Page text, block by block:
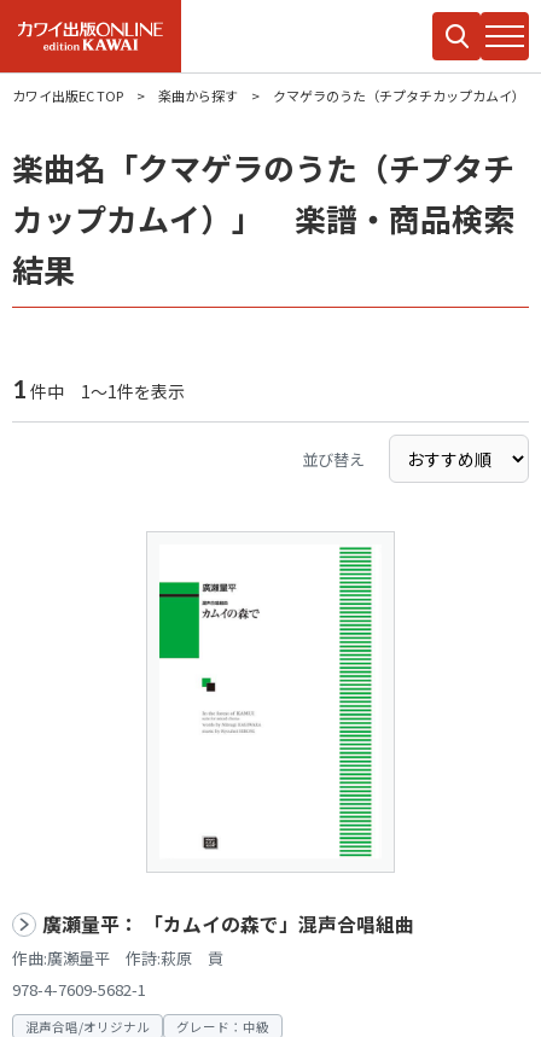
カワイ出版EC TOP 楽曲から探す クマゲラのうた（チプタチカップカムイ）
楽曲名「クマゲラのうた（チプタチ
カップカムイ）」 楽譜・商品検索
結果
1 件中 1～1件を表示
並び替え
廣瀬量平： 「カムイの森で」混声合唱組曲
作曲:廣瀬量平 作詩:萩原 貢
978-4-7609-5682-1
混声合唱/オリジナル グレード：中級